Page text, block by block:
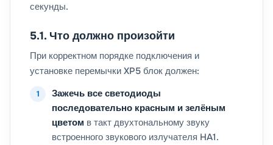
секунды.
5.1. Что должно произойти
При корректном порядке подключения и
установке перемычки XP5 блок должен:
Зажечь все светодиоды
последовательно красным и зелёным
цветом в такт двухтональному звуку
встроенного звукового излучателя HA1.